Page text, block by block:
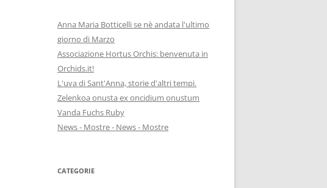
Anna Maria Botticelli se nè andata l'ultimo
giorno di Marzo
Associazione Hortus Orchis: benvenuta in
Orchids.it!
L'uva di Sant'Anna, storie d'altri tempi.
Zelenkoa onusta ex oncidium onustum
Vanda Fuchs Ruby
News - Mostre - News - Mostre
CATEGORIE